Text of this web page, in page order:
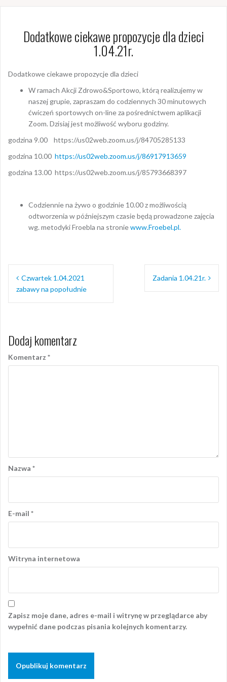
Dodatkowe ciekawe propozycje dla dzieci
1.04.21r.
Dodatkowe ciekawe propozycje dla dzieci
W ramach Akcji Zdrowo&Sportowo, którą realizujemy w
naszej grupie, zapraszam do codziennych 30 minutowych
ćwiczeń sportowych on-line za pośrednictwem aplikacji
Zoom. Dzisiaj jest możliwość wyboru godziny.
godzina 9.00 https://us02web.zoom.us/j/84705285133
godzina 10.00 https://us02web.zoom.us/j/86917913659
godzina 13.00 https://us02web.zoom.us/j/85793668397
Codziennie na żywo o godzinie 10.00 z możliwością
odtworzenia w późniejszym czasie będą prowadzone zajęcia
wg. metodyki Froebla na stroniewww.Froebel.pl.
Nawigacja
wpisu
Czwartek 1.04.2021
zabawy na popołudnie
Zadania 1.04.21r.
Dodaj komentarz
Komentarz *
Nazwa *
E-mail *
Witryna internetowa
Zapisz moje dane, adres e-mail i witrynę w przeglądarce aby
wypełnić dane podczas pisania kolejnych komentarzy.